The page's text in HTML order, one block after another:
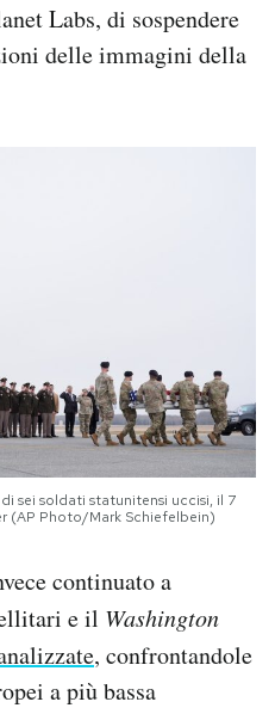
Labs, di sospendere
delle immagini della
sei soldati statunitensi uccisi, il 7
(AP Photo/Mark Schiefelbein)
continuato a
e il Washington
, confrontandole
a più bassa